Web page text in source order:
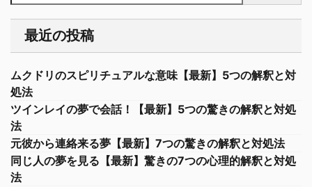
最近の投稿
ムクドリのスピリチュアルな意味【最新】5つの解釈と対
処法
ツインレイの夢で会話！【最新】5つの驚きの解釈と対処
法
元彼から連絡来る夢【最新】7つの驚きの解釈と対処法
同じ人の夢を見る【最新】驚きの7つの心理的解釈と対処
法